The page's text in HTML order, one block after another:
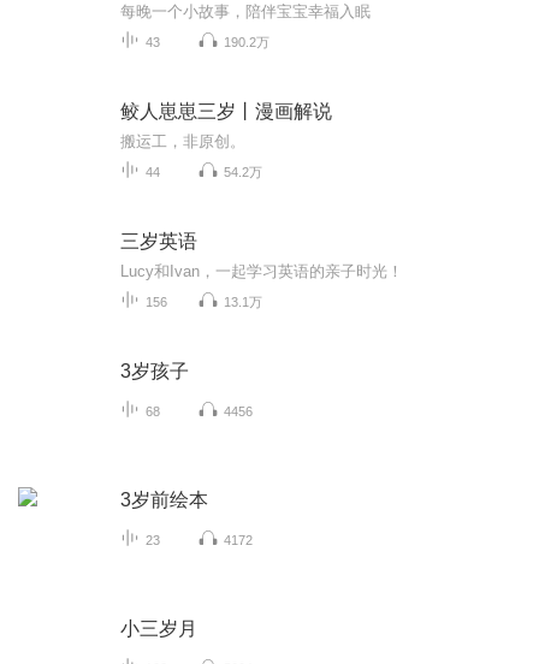
每晚一个小故事，陪伴宝宝幸福入眠
43 190.2万
鲛人崽崽三岁丨漫画解说
搬运工，非原创。
44 54.2万
三岁英语
Lucy和Ivan，一起学习英语的亲子时光！
156 13.1万
3岁孩子
68 4456
3岁前绘本
23 4172
小三岁月